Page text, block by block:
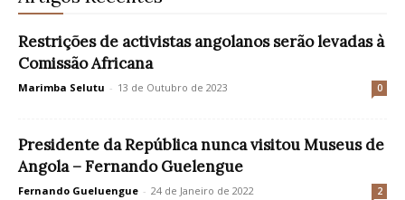
Restrições de activistas angolanos serão levadas à
Comissão Africana
Marimba Selutu - 13 de Outubro de 2023 0
Presidente da República nunca visitou Museus de
Angola – Fernando Guelengue
Fernando Gueluengue - 24 de Janeiro de 2022 2